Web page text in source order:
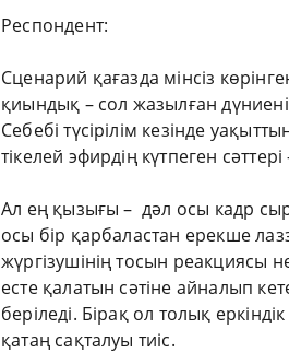
Респондент:
Сценарий қағазда мінсіз
қиындық – сол жазылған
Себебі түсірілім кезінде
тікелей эфирдің күтпеген
Ал ең қызығы – дәл осы кадр
осы бір қарбаластан ерекше
жүргізушінің тосын
есте қалатын сәтіне айналып
беріледі. Бірақ ол толық
қатаң сақталуы тиіс.